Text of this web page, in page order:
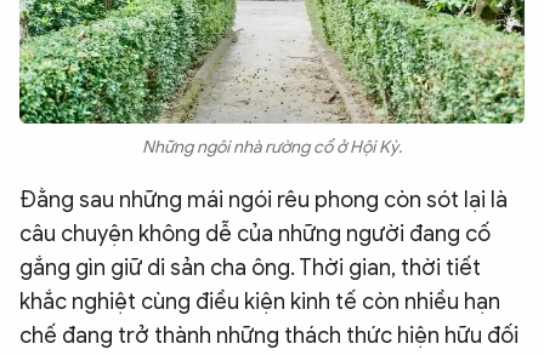
Những ngôi nhà rường cổ ở Hội Kỳ.
Đằng sau những mái ngói rêu phong còn sót lại là
câu chuyện không dễ của những người đang cố
gắng gìn giữ di sản cha ông. Thời gian, thời tiết
khắc nghiệt cùng điều kiện kinh tế còn nhiều hạn
chế đang trở thành những thách thức hiện hữu đối